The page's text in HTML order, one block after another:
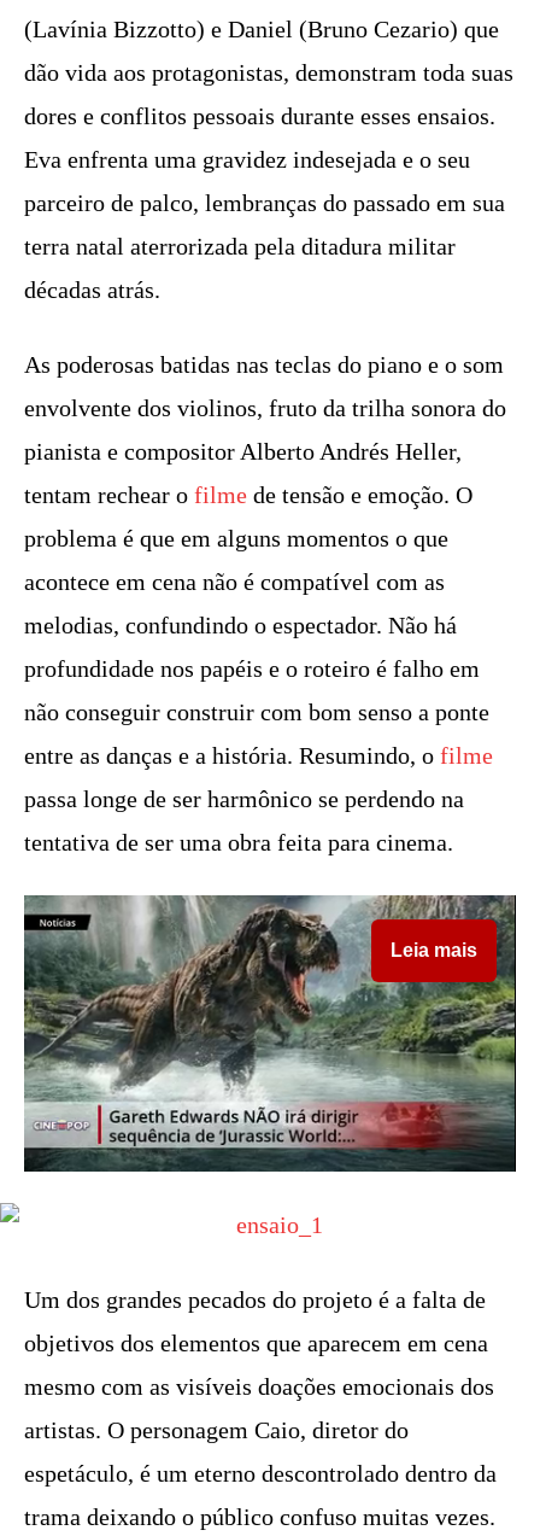
(Lavínia Bizzotto) e Daniel (Bruno Cezario) que
dão vida aos protagonistas, demonstram toda suas
dores e conflitos pessoais durante esses ensaios.
Eva enfrenta uma gravidez indesejada e o seu
parceiro de palco, lembranças do passado em sua
terra natal aterrorizada pela ditadura militar
décadas atrás.
As poderosas batidas nas teclas do piano e o som
envolvente dos violinos, fruto da trilha sonora do
pianista e compositor Alberto Andrés Heller,
tentam rechear o filme de tensão e emoção. O
problema é que em alguns momentos o que
acontece em cena não é compatível com as
melodias, confundindo o espectador. Não há
profundidade nos papéis e o roteiro é falho em
não conseguir construir com bom senso a ponte
entre as danças e a história. Resumindo, o filme
passa longe de ser harmônico se perdendo na
tentativa de ser uma obra feita para cinema.
Leia mais
Um dos grandes pecados do projeto é a falta de
objetivos dos elementos que aparecem em cena
mesmo com as visíveis doações emocionais dos
artistas. O personagem Caio, diretor do
espetáculo, é um eterno descontrolado dentro da
trama deixando o público confuso muitas vezes.